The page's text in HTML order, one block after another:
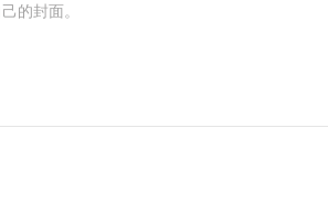
的封面。